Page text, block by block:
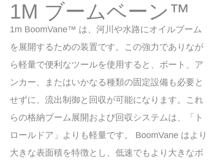
1M ブームベーン™
1m BoomVane™ は、河川や水路にオイルブーム
を展開するための装置です。この強力でありなが
ら軽量で便利なツールを使用すると、ボート、ア
ンカー、またはいかなる種類の固定設備も必要と
せずに、流出制御と回収が可能になります。これ
らの格納ブーム展開および回収システムは、「ト
ロールドア」よりも軽量です。 BoomVane はより
大きな表面積を特徴とし、低速でもより大きなボ